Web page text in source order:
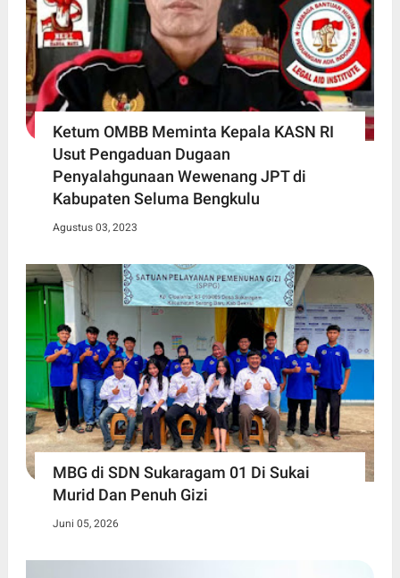
Ketum OMBB Meminta Kepala KASN RI
Usut Pengaduan Dugaan
Penyalahgunaan Wewenang JPT di
Kabupaten Seluma Bengkulu
Agustus 03, 2023
MBG di SDN Sukaragam 01 Di Sukai
Murid Dan Penuh Gizi
Juni 05, 2026